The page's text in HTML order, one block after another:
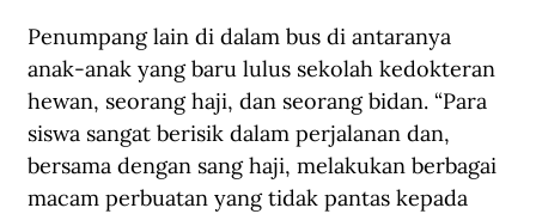
Penumpang lain di dalam bus di antaranya
anak-anak yang baru lulus sekolah kedokteran
hewan, seorang haji, dan seorang bidan. “Para
siswa sangat berisik dalam perjalanan dan,
bersama dengan sang haji, melakukan berbagai
macam perbuatan yang tidak pantas kepada